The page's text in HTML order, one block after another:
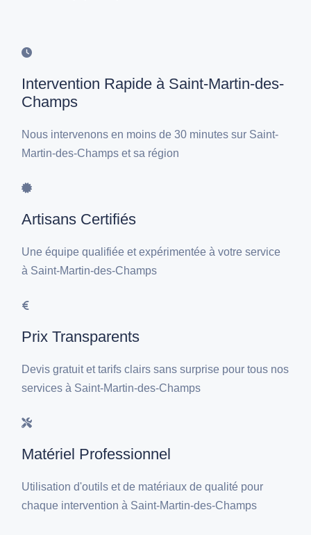
Intervention Rapide à Saint-Martin-des-
Champs
Nous intervenons en moins de 30 minutes sur Saint-
Martin-des-Champs et sa région
Artisans Certifiés
Une équipe qualifiée et expérimentée à votre service
à Saint-Martin-des-Champs
Prix Transparents
Devis gratuit et tarifs clairs sans surprise pour tous nos
services à Saint-Martin-des-Champs
Matériel Professionnel
Utilisation d'outils et de matériaux de qualité pour
chaque intervention à Saint-Martin-des-Champs